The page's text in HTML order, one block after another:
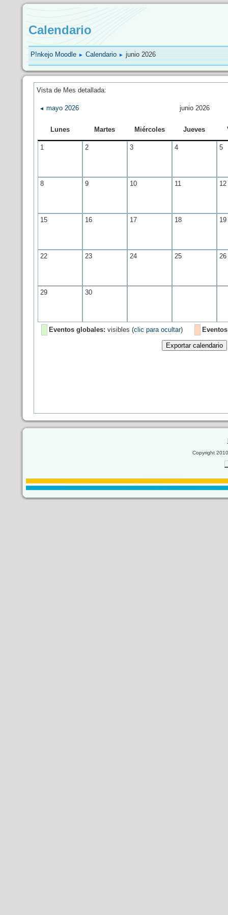
Calendario
P!nkejo Moodle ► Calendario ►junio 2026
Vista de Mes detallada:
◄ mayo 2026 junio 2026
Lunes Martes Miércoles Jueves
1 2 3 4 5
8 9 10 11 12
15 16 17 18 19
22 23 24 25 26
29 30
Eventos globales: visibles (clic para ocultar)
Copyright